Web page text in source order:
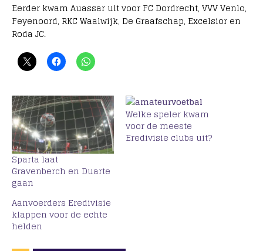
Eerder kwam Auassar uit voor FC Dordrecht, VVV Venlo,
Feyenoord, RKC Waalwijk, De Graafschap, Excelsior en
Roda JC.
Sparta laat
Gravenberch en Duarte
gaan
Welke speler kwam
voor de meeste
Eredivisie clubs uit?
Aanvoerders Eredivisie
klappen voor de echte
helden